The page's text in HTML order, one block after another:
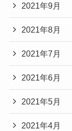
2021年9月
2021年8月
2021年7月
2021年6月
2021年5月
2021年4月